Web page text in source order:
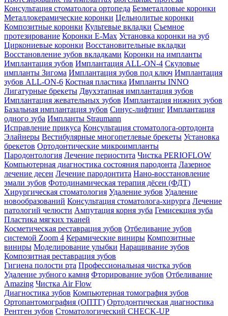
Консультация стоматолога ортопеда Безметалловые коронки
Металлокерамические коронки Цельнолитые коронки
Композитные коронки Культевые вкладки Съемное
протезирование Коронки E-Max Установка коронки на зуб
Циркониевые коронки Восстановительные вкладки
Восстановление зубов вкладками Коронки на импланты
Имплантация зубов Имплантация ALL-ON-4 Скуловые
импланты Зигома Имплантация зубов под ключ Имплантация
зубов ALL-ON-6 Костная пластика Импланты INNO
Лигатурные брекеты Двухэтапная имплантация зубов
Имплантация жевательных зубов Имплантация нижних зубов
Базальная имплантация зубов Синус-лифтинг Имплантация
одного зуба Импланты Straumann
Исправление прикуса Консультация стоматолога-ортодонта
Элайнеры Вестибулярные многопетлевые брекеты Установка
брекетов Ортодонтические микроимпланты
Пародонтология Лечение периостита Чистка PERIOFLOW
Компьютерная диагностика состояния пародонта Лазерное
лечение десен Лечение пародонтита Нано-восстановление
эмали зубов Фотодинамическая терапия дёсен (ФДТ)
Хирургическая стоматология Удаление зубов Удаление
новообразований Консультация стоматолога-хирурга Лечение
патологий челюсти Ампутация корня зуба Гемисекция зуба
Пластика мягких тканей
Косметическая реставрация зубов Отбеливание зубов
системой Zoom 4 Керамические виниры Композитные
виниры Моделирование улыбки Наращивание зубов
Композитная реставрация зубов
Гигиена полости рта Профессиональная чистка зубов
Удаление зубного камня Фторирование зубов Отбеливание
Amazing Чистка Air Flow
Диагностика зубов Компьютерная томография зубов
Ортопантомография (ОПТГ) Ортодонтическая диагностика
Рентген зубов Стоматологический CHECK-UP